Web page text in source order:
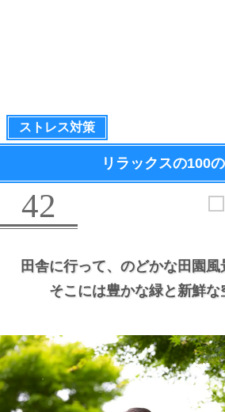
ストレス対策
リラックスの100
42
田舎に行って、 のどかな田園風
そこには豊かな緑と新鮮な